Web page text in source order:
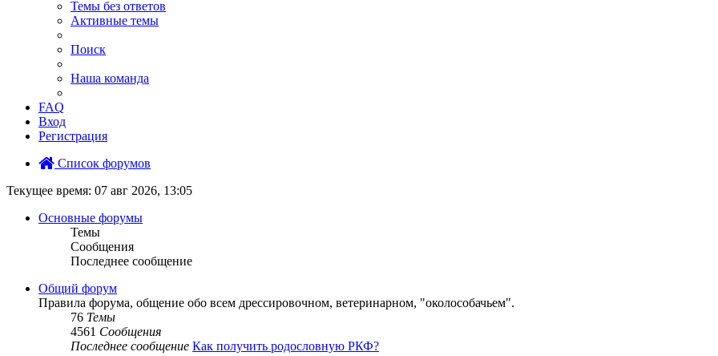
Темы без ответов
Активные темы
Поиск
Наша команда
FAQ
Вход
Регистрация
Список форумов
Текущее время: 07 авг 2026, 13:05
Основные форумы
Темы
Сообщения
Последнее сообщение
Общий форум
Правила форума, общение обо всем дрессировочном, ветеринарном, "околособачьем".
76 Темы
4561 Сообщения
Последнее сообщение Как получить родословную РКФ?